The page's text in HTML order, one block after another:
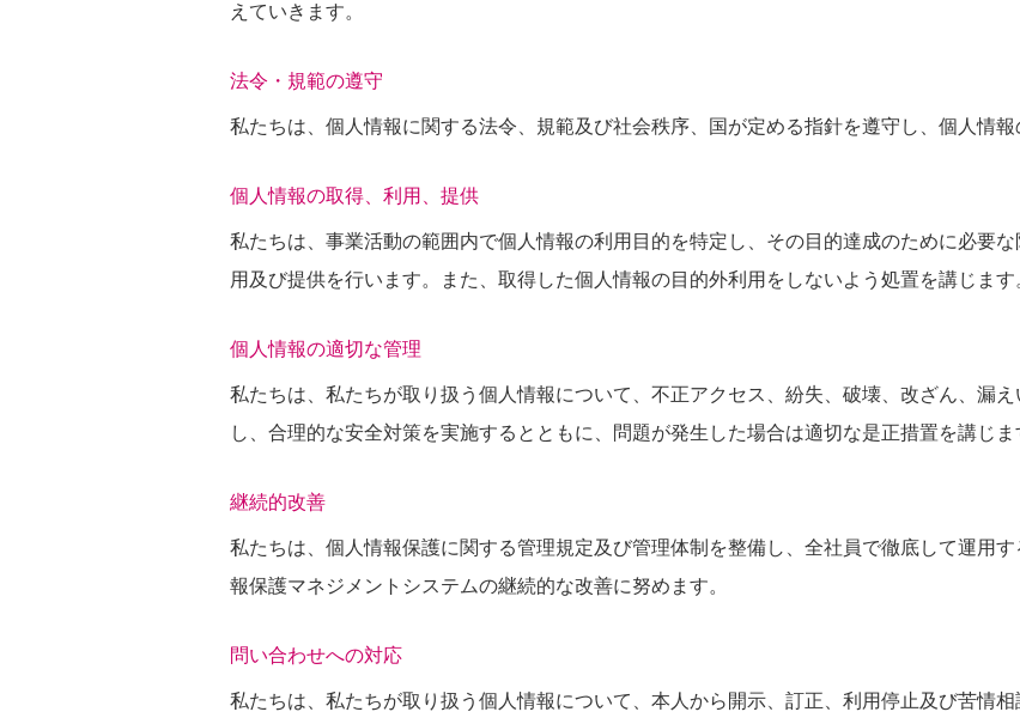
えていきます。
法令・規範の遵守
私たちは、個人情報に関する法令、規範及び社会秩序、国が定める指針を遵守し、個人情報
個人情報の取得、利用、提供
私たちは、事業活動の範囲内で個人情報の利用目的を特定し、その目的達成のために必要
用及び提供を行います。また、取得した個人情報の目的外利用をしないよう処置を講じます
個人情報の適切な管理
私たちは、私たちが取り扱う個人情報について、不正アクセス、紛失、破壊、改ざん、漏
し、合理的な安全対策を実施するとともに、問題が発生した場合は適切な是正措置を講じま
継続的改善
私たちは、個人情報保護に関する管理規定及び管理体制を整備し、全社員で徹底して運用
報保護マネジメントシステムの継続的な改善に努めます。
問い合わせへの対応
私たちは、私たちが取り扱う個人情報について、本人から開示、訂正、利用停止及び苦情